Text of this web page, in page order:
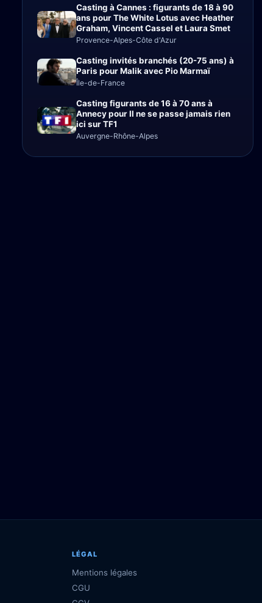
Casting à Cannes : figurants de 18 à 90
ans pour The White Lotus avec Heather
Graham, Vincent Cassel et Laura Smet
Provence-Alpes-Côte d'Azur
Casting invités branchés (20-75 ans) à
Paris pour Malik avec Pio Marmaï
Île-de-France
Casting figurants de 16 à 70 ans à
Annecy pour Il ne se passe jamais rien
ici sur TF1
Auvergne-Rhône-Alpes
LÉGAL
Mentions légales
CGU